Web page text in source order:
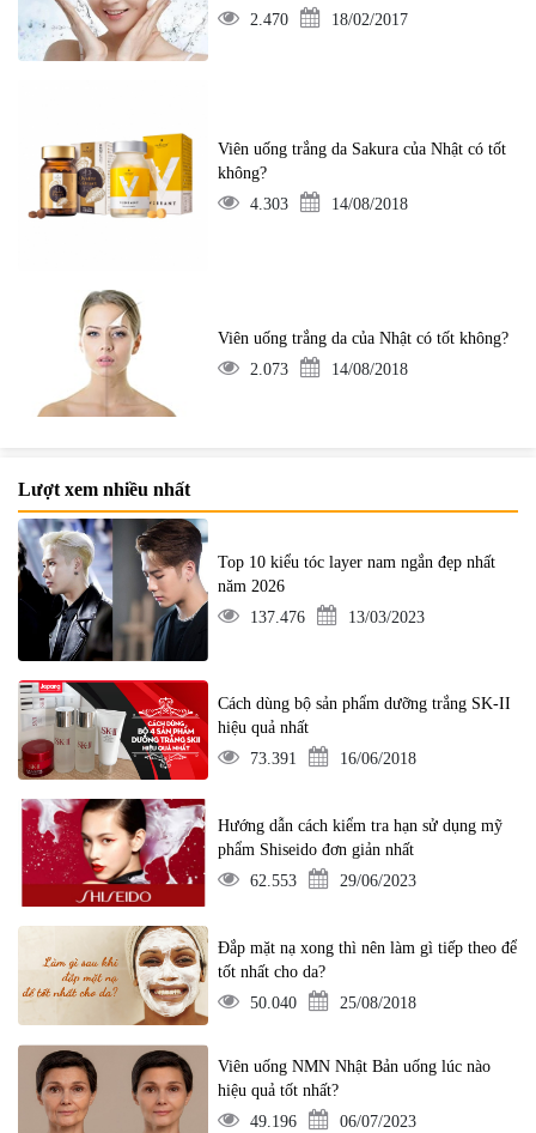
2.470
18/02/2017
Viên uống trắng da Sakura của Nhật có tốt
không?
4.303
14/08/2018
Viên uống trắng da của Nhật có tốt không?
2.073
14/08/2018
Lượt xem nhiều nhất
Top 10 kiểu tóc layer nam ngắn đẹp nhất
năm 2026
137.476
13/03/2023
Cách dùng bộ sản phẩm dưỡng trắng SK-II
hiệu quả nhất
73.391
16/06/2018
Hướng dẫn cách kiểm tra hạn sử dụng mỹ
phẩm Shiseido đơn giản nhất
62.553
29/06/2023
Đắp mặt nạ xong thì nên làm gì tiếp theo để
tốt nhất cho da?
50.040
25/08/2018
Viên uống NMN Nhật Bản uống lúc nào
hiệu quả tốt nhất?
49.196
06/07/2023